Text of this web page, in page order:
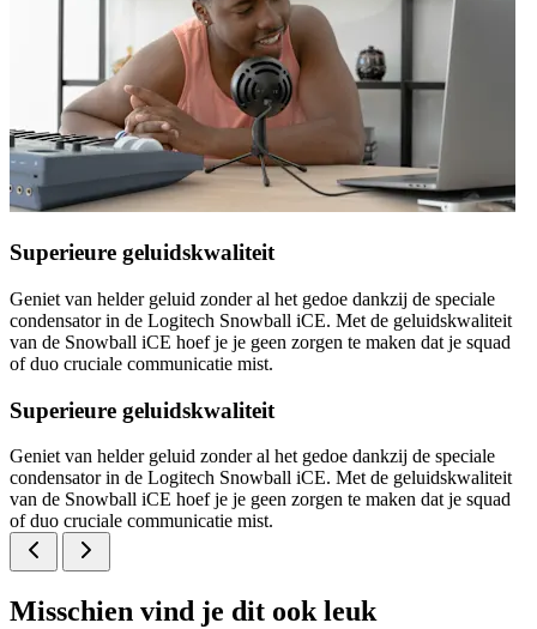
Superieure geluidskwaliteit
Geniet van helder geluid zonder al het gedoe dankzij de speciale
condensator in de Logitech Snowball iCE. Met de geluidskwaliteit
van de Snowball iCE hoef je je geen zorgen te maken dat je squad
of duo cruciale communicatie mist.
Superieure geluidskwaliteit
Geniet van helder geluid zonder al het gedoe dankzij de speciale
condensator in de Logitech Snowball iCE. Met de geluidskwaliteit
van de Snowball iCE hoef je je geen zorgen te maken dat je squad
of duo cruciale communicatie mist.
Misschien vind je dit ook leuk